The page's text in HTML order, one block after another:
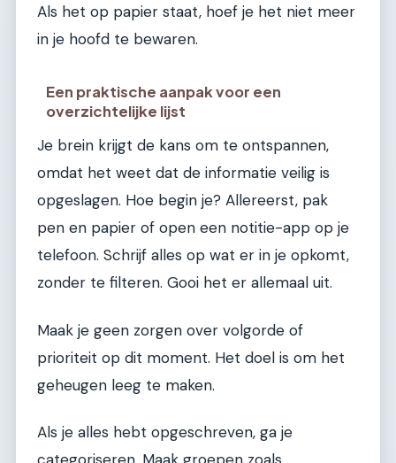
Als het op papier staat, hoef je het niet meer
in je hoofd te bewaren.
Een praktische aanpak voor een
overzichtelijke lijst
Je brein krijgt de kans om te ontspannen,
omdat het weet dat de informatie veilig is
opgeslagen. Hoe begin je? Allereerst, pak
pen en papier of open een notitie-app op je
telefoon. Schrijf alles op wat er in je opkomt,
zonder te filteren. Gooi het er allemaal uit.
Maak je geen zorgen over volgorde of
prioriteit op dit moment. Het doel is om het
geheugen leeg te maken.
Als je alles hebt opgeschreven, ga je